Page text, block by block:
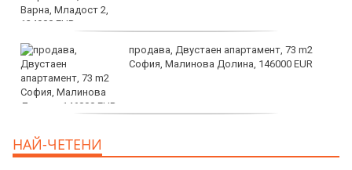
продава, Двустаен апартамент, 73 m2
София, Малинова Долина, 146000 EUR
НАЙ-ЧЕТЕНИ